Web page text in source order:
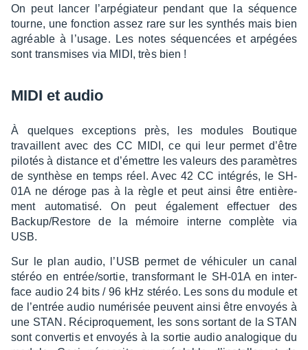
On peut lancer l’ar­pé­gia­teur pendant que la séquence
tourne, une fonc­tion assez rare sur les synthés mais bien
agréable à l’usage. Les notes séquen­cées et arpé­gées
sont trans­mises via MIDI, très bien !
MIDI et audio
À quelques excep­tions près, les modules Boutique
travaillent avec des CC MIDI, ce qui leur permet d’être
pilo­tés à distance et d’émettre les valeurs des para­mètres
de synthèse en temps réel. Avec 42 CC inté­grés, le SH-
01A ne déroge pas à la règle et peut ainsi être entiè­re­
ment auto­ma­tisé. On peut égale­ment effec­tuer des
Backup/Restore de la mémoire interne complète via
USB.
Sur le plan audio, l’USB permet de véhi­cu­ler un canal
stéréo en entrée/sortie, trans­for­mant le SH-01A en inter­
face audio 24 bits / 96 kHz stéréo. Les sons du module et
de l’en­trée audio numé­ri­sée peuvent ainsi être envoyés à
une STAN. Réci­proque­ment, les sons sortant de la STAN
sont conver­tis et envoyés à la sortie audio analo­gique du